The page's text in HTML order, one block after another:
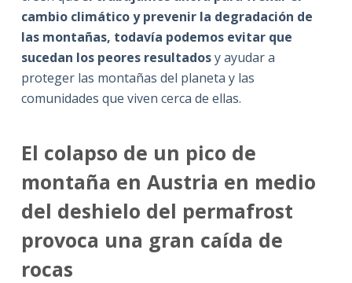
cambio climático y prevenir la degradación de
las montañas, todavía podemos evitar que
sucedan los peores resultadosy ayudar a
proteger las montañas del planeta y las
comunidades que viven cerca de ellas.
El colapso de un pico de
montaña en Austria en medio
del deshielo del permafrost
provoca una gran caída de
rocas